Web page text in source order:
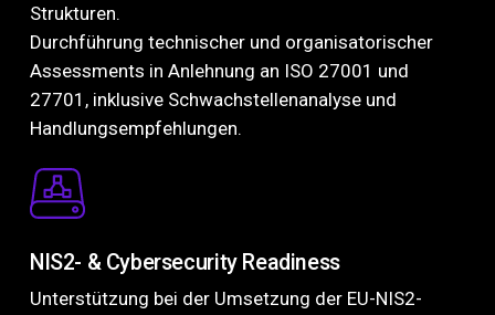
Strukturen.
Durchführung technischer und organisatorischer
Assessments in Anlehnung an ISO 27001 und
27701, inklusive Schwachstellenanalyse und
Handlungsempfehlungen.
NIS2- & Cybersecurity Readiness
Unterstützung bei der Umsetzung der EU-NIS2-